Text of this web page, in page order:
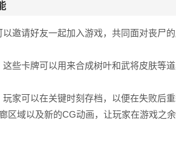
邀请好友一起加入游戏，共同面对丧尸
些卡牌可以用来合成树叶和武将皮肤等
家可以在关键时刻存档，以便在失败后重
区域以及新的CG动画，让玩家在游戏之